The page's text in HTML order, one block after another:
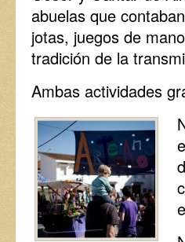
abuelas que
jotas, juegos de
tradición de la
Ambas actividades